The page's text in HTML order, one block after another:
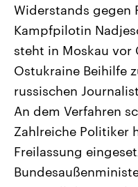
Landtagswahl Sachsen-
2026
Alle Informationen
Sachsen-Anhalt wählt am
September 2026 einen
Bundesland von einer
Umfragen, Prognosen,
Wahlprogramme, aktuelle
und Hintergründe zu den
und Kandidaten der
Wahl.
Sendungen
Widerstands gegen
Kampfpilotin
steht in Moskau vor
Ostukraine Beihilfe
russischen
An dem Verfahren
Zahlreiche Politiker
Freilassung